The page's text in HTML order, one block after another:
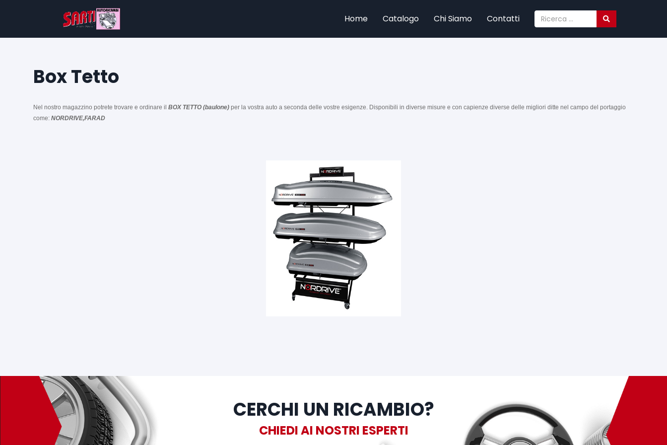
Home Catalogo Chi Siamo Contatti ×
Catalogo
Contatti
Box Tetto
Nel nostro magazzino potrete trovare e ordinare ilBOX TETTO (baulone) per la vostra auto a seconda delle vostre esigenze. Disponibili in diverse misure e con capienze diverse delle migliori ditte nel campo del portaggio
come:NORDRIVE,FARAD
CERCHI UN RICAMBIO?
CHIEDI AI NOSTRI ESPERTI